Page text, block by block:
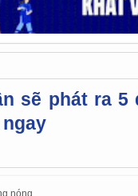
sẽ phát ra 5